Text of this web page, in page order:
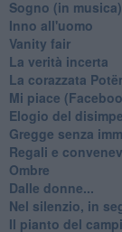
Sogno (in musica)
Inno all'uomo
Vanity fair
La verità incerta
La corazzata
Mi piace
Elogio del
Gregge senza
Regali e
Ombre
Dalle donne...
Nel silenzio, in
Il pianto del